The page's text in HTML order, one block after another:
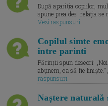
După apariția copiilor,
spune prea des: relația
Vezi raspunsuri
Copilul simte
intre parinti
Părinții spun deseori:
abținem, ca să fie
raspunsuri
Naștere naturală